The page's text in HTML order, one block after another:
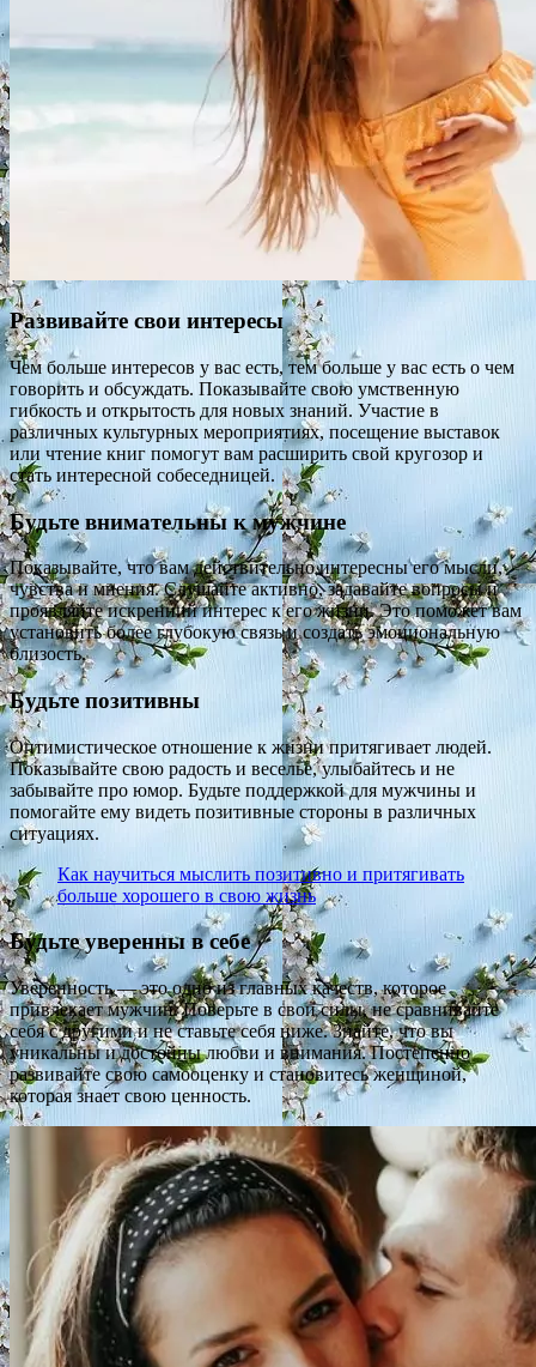
Развивайте свои интересы
Чем больше интересов у вас есть, тем больше у вас есть о чем
говорить и обсуждать. Показывайте свою умственную
гибкость и открытость для новых знаний. Участие в
различных культурных мероприятиях, посещение выставок
или чтение книг помогут вам расширить свой кругозор и
стать интересной собеседницей.
Будьте внимательны к мужчине
Показывайте, что вам действительно интересны его мысли,
чувства и мнения. Слушайте активно, задавайте вопросы и
проявляйте искренний интерес к его жизни. Это поможет вам
установить более глубокую связь и создать эмоциональную
близость.
Будьте позитивны
Оптимистическое отношение к жизни притягивает людей.
Показывайте свою радость и веселье, улыбайтесь и не
забывайте про юмор. Будьте поддержкой для мужчины и
помогайте ему видеть позитивные стороны в различных
ситуациях.
Как научиться мыслить позитивно и притягивать
больше хорошего в свою жизнь
Будьте уверенны в себе
Уверенность — это одно из главных качеств, которое
привлекает мужчин. Поверьте в свои силы, не сравнивайте
себя с другими и не ставьте себя ниже. Знайте, что вы
уникальны и достойны любви и внимания. Постепенно
развивайте свою самооценку и становитесь женщиной,
которая знает свою ценность.